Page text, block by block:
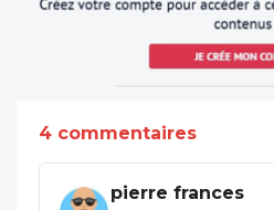
4 commentaires
pierre frances